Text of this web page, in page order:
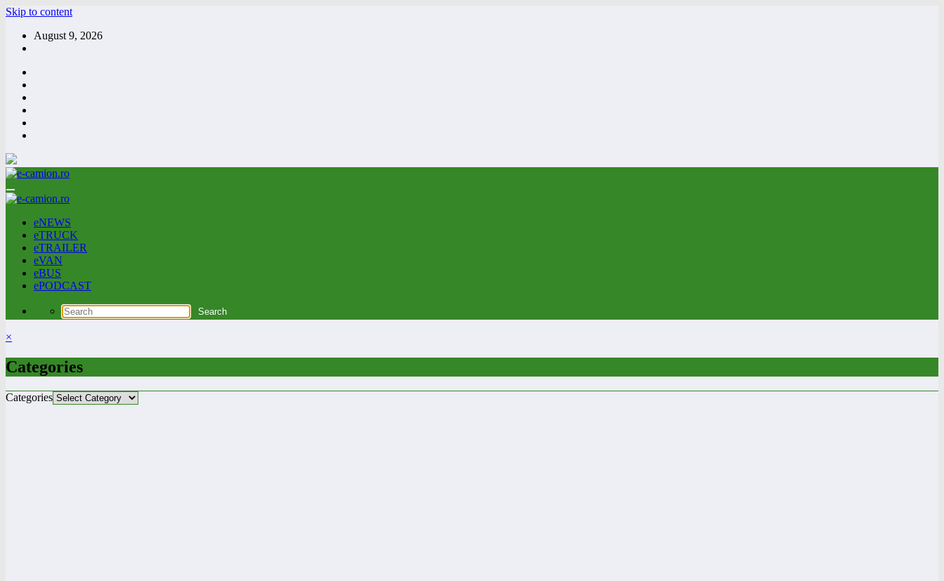
Skip to content
August 9, 2026
eNEWS
eTRUCK
eTRAILER
eVAN
eBUS
ePODCAST
×
Categories
Categories